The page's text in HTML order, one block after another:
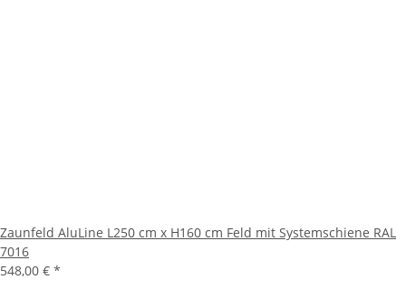
Zaunfeld AluLine L250 cm x H160 cm Feld mit Systemschiene RAL
7016
548,00 € *